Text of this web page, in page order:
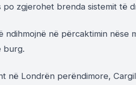
zgjerohet brenda sistemit të
në përcaktimin nëse
burg.
në Londrën perëndimore,